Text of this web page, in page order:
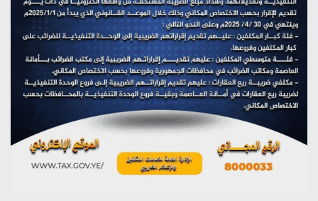
مؤتمر صحفي لمركز عين الإنسانية حول جرائم تحالف العدوان
على اليمن
يوليو 27, 2026
تستمعون لبرنامج (مع السيد القائد)
يوليو 26, 2026